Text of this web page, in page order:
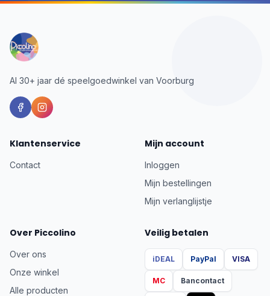
Al 30+ jaar dé speelgoedwinkel van Voorburg
Klantenservice
Contact
Mijn account
Inloggen
Mijn bestellingen
Mijn verlanglijstje
Over Piccolino
Over ons
Onze winkel
Alle producten
Veilig betalen
iDEAL PayPal VISA
MC Bancontact